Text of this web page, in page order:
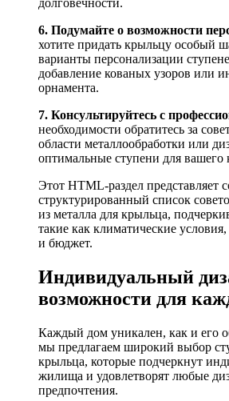
6. Подумайте о возможности
хотите придать крыльцу особый
варианты персонализации
добавление кованых узоров или
орнамента.
7. Консультируйтесь с
необходимости обратитесь за
области металлообработки или
оптимальные ступени для вашего
Этот HTML-раздел представляет
структурированный список
из металла для крыльца,
такие как климатические
и бюджет.
Индивидуальный
возможности для
Каждый дом уникален, как и его
мы предлагаем широкий выбор
крыльца, которые подчеркнут
жилища и удовлетворят любые
предпочтения.